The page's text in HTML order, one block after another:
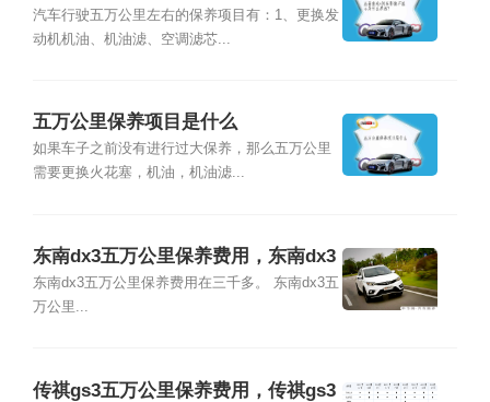
哪些？
汽车行驶五万公里左右的保养项目有：1、更换发
动机机油、机油滤、空调滤芯...
五万公里保养项目是什么
如果车子之前没有进行过大保养，那么五万公里
需要更换火花塞，机油，机油滤...
东南dx3五万公里保养费用，东南dx3
五万公里保养项目
东南dx3五万公里保养费用在三千多。 东南dx3五
万公里...
传祺gs3五万公里保养费用，传祺gs3